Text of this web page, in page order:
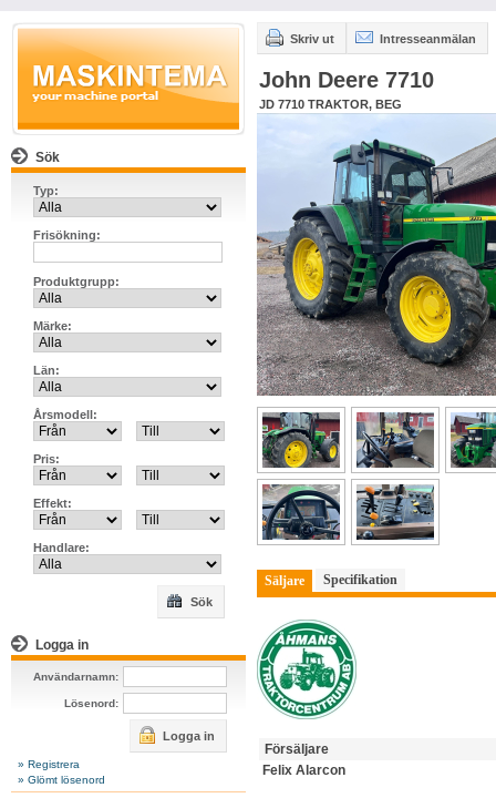
Sök
Typ:
Frisökning:
Produktgrupp:
Märke:
Län:
Årsmodell:
Pris:
Effekt:
Handlare:
Sök
Logga in
Användarnamn:
Lösenord:
Logga in
» Registrera
» Glömt lösenord
Skriv ut Intresseanmälan
John Deere 7710
JD 7710 TRAKTOR, BEG
Säljare Specifikation
Försäljare
Felix Alarcon